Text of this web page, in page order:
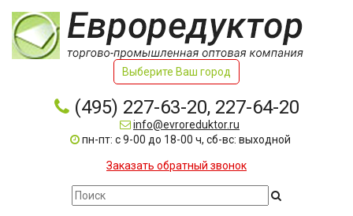
Выберите Ваш город
(495) 227-63-20, 227-64-20
info@evroreduktor.ru
пн-пт: с 9-00 до 18-00 ч, сб-вс: выходной
Заказать обратный звонок